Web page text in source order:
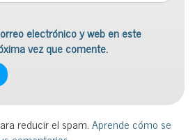
electrónico y web en este
vez que comente.
reducir el spam.Aprende cómo se